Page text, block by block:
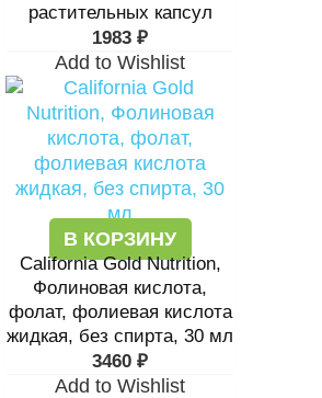
растительных капсул
1983 ₽
Add to Wishlist
В КОРЗИНУ
California Gold Nutrition,
Фолиновая кислота,
фолат, фолиевая кислота
жидкая, без спирта, 30 мл
3460 ₽
Add to Wishlist